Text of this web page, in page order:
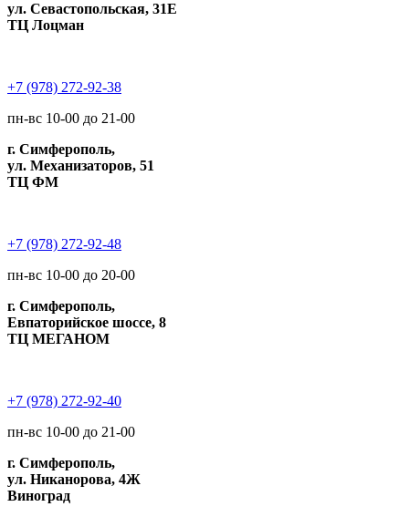
ул. Севастопольская, 31Е
ТЦ Лоцман
+7 (978) 272-92-38
пн-вс 10-00 до 21-00
г. Симферополь,
ул. Механизаторов, 51
ТЦ ФМ
+7 (978) 272-92-48
пн-вс 10-00 до 20-00
г. Симферополь,
Евпаторийское шоссе, 8
ТЦ МЕГАНОМ
+7 (978) 272-92-40
пн-вс 10-00 до 21-00
г. Симферополь,
ул. Никанорова, 4Ж
Виноград